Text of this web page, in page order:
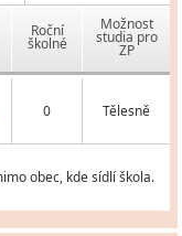
Roční
školné
Možnost
studia pro
ZP
0 Tělesně
obec, kde sídlí škola.